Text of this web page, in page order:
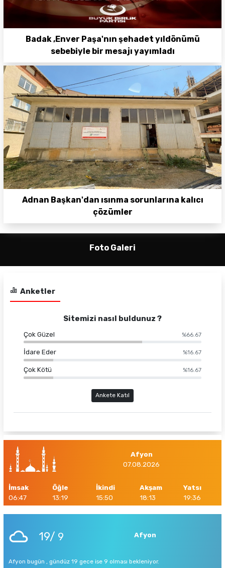
Badak ,Enver Paşa'nın şehadet yıldönümü
sebebiyle bir mesajı yayımladı
Adnan Başkan'dan ısınma sorunlarına kalıcı
çözümler
Foto Galeri
Anketler
Sitemizi nasıl buldunuz ?
Çok Güzel %66.67
İdare Eder %16.67
Çok Kötü %16.67
Ankete Katıl
Afyon
07.08.2026
İmsak
06:47
Öğle
13:19
İkindi
15:50
Akşam
18:13
Yatsı
19:36
19/ 9 Afyon
Afyon bugün , gündüz 19 gece ise 9 olması bekleniyor.